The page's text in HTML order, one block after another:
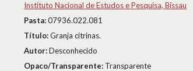
Instituto Nacional de Estudos e Pesquisa, Bissau
Pasta:07936.022.081
Título:Granja citrinas.
Autor:Desconhecido
Opaco/Transparente: Transparente